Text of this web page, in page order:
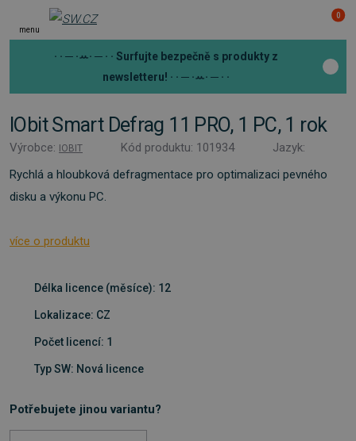
menu
0
· · ─ ·ꕀ· ─ · · Surfujte bezpečně s produkty z
newsletteru! · · ─ ·ꕀ· ─ · ·
IObit Smart Defrag 11 PRO, 1 PC, 1 rok
Výrobce: IOBIT Kód produktu: 101934
Jazyk:
Rychlá a hloubková defragmentace pro optimalizaci pevného
disku a výkonu PC.
více o produktu
Délka licence (měsíce): 12
Lokalizace: CZ
Počet licencí: 1
Typ SW: Nová licence
Potřebujete jinou variantu?